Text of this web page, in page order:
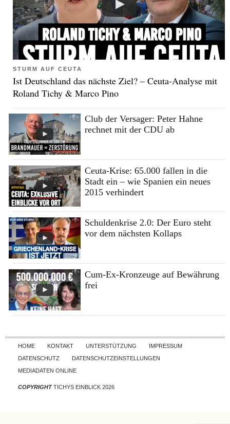
STURM AUF CEUTA
Ist Deutschland das nächste Ziel? – Ceuta-Analyse mit
Roland Tichy & Marco Pino
Club der Versager: Peter Hahne
rechnet mit der CDU ab
Ceuta-Krise: 65.000 fallen in die
Stadt ein – wie Spanien ein neues
2015 verhindert
Schuldenkrise 2.0: Der Euro steht
vor dem nächsten Kollaps
Cum-Ex-Kronzeuge auf Bewährung
frei
Skip to content
HOME KONTAKT UNTERSTÜTZUNG
IMPRESSUM
DATENSCHUTZ
DATENSCHUTZEINSTELLUNGEN
MEDIADATEN ONLINE
COPYRIGHTTICHYS EINBLICK 2026